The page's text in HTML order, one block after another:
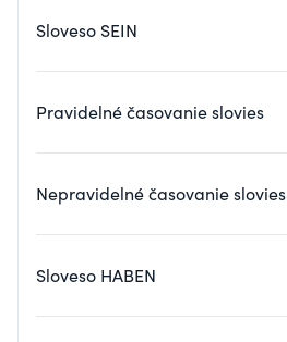
Sloveso SEIN
Pravidelné časovanie slovies
Nepravidelné časovanie slovies
Sloveso HABEN